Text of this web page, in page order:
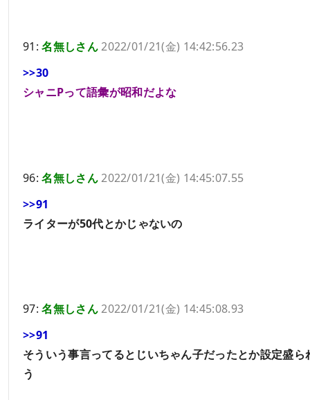
91:名無しさん2022/01/21(金) 14:42:56.23
>>30
シャニPって語彙が昭和だよな
96:名無しさん2022/01/21(金) 14:45:07.55
>>91
ライターが50代とかじゃないの
97:名無しさん2022/01/21(金) 14:45:08.93
>>91
そういう事言ってるとじいちゃん子だったとか設定盛ら
う